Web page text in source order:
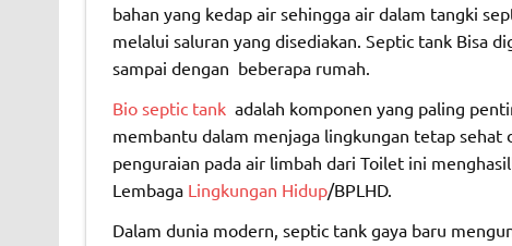
bahan yang kedap air sehingga air dalam tangki
melalui saluran yang disediakan. Septic tank Bisa
sampai dengan beberapa rumah.
Bio septic tankadalah komponen yang paling
membantu dalam menjaga lingkungan tetap sehat
penguraian pada air limbah dari Toilet ini
Lembaga Lingkungan Hidup/BPLHD.
Dalam dunia modern, septic tank gaya baru